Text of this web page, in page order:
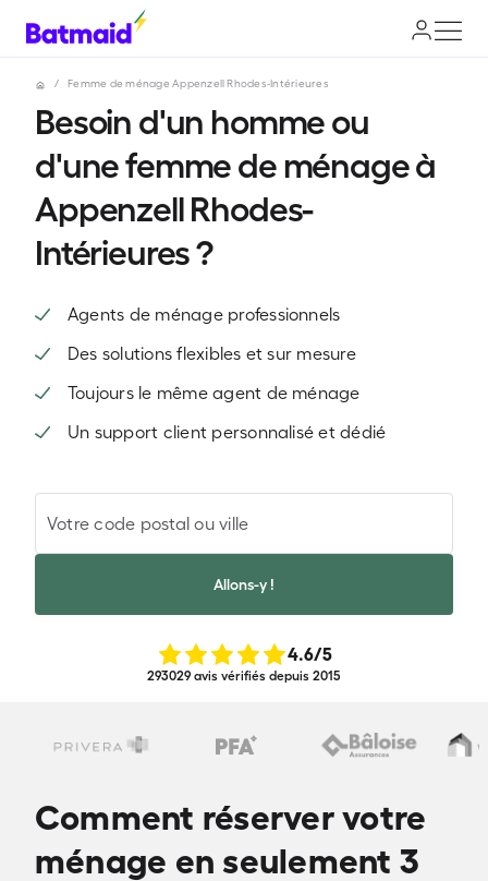
/ Femme de ménage Appenzell Rhodes-Intérieures
Besoin d'un homme ou
d'une femme de ménage à
Appenzell Rhodes-
Intérieures ?
Agents de ménage professionnels
Des solutions flexibles et sur mesure
Toujours le même agent de ménage
Un support client personnalisé et dédié
Votre code postal ou ville
Allons-y !
4.6/5
293029 avis vérifiés depuis 2015
Comment réserver votre
ménage en seulement 3